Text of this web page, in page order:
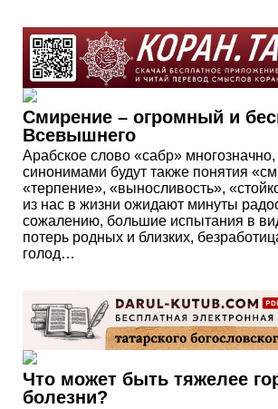
Смирение – огромный и
Всевышнего
Арабское слово «сабр» многозначно,
синонимами будут также понятия
«терпение», «выносливость»,
из нас в жизни ожидают минуты
сожалению, большие испытания в
потерь родных и близких,
голод…
Что может быть тяжелее
болезни?